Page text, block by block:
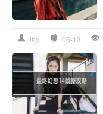
lhx 06-13